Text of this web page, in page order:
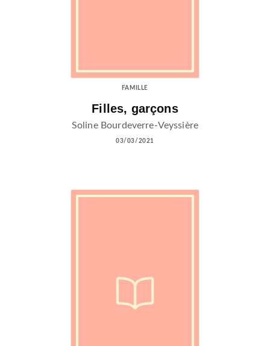
FAMILLE
Filles, garçons
Soline Bourdeverre-Veyssière
03/03/2021